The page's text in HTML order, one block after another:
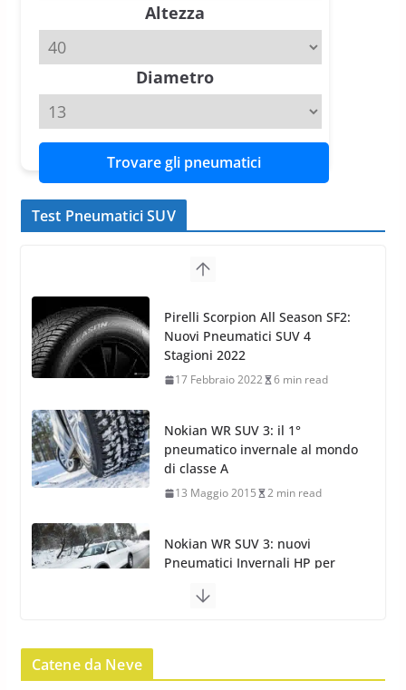
Michelin Pilot Sport 4 S – Test
su Range Rover Sport D350 HST
11 Aprile 2026 15 min read
Altezza
Diametro
Trovare gli pneumatici
Test Pneumatici SUV
Nokian WR SUV 3: il 1°
pneumatico invernale al mondo
di classe A
13 Maggio 2015 2 min read
Nokian WR SUV 3: nuovi
Pneumatici Invernali HP per
condizioni invernali difficili
23 Aprile 2013 9 min read
Yokohama Geolandar G073: nuovi pneumatici
invernali SUV
2 min read
17 Febbraio 2022 6 min read
Catene da Neve